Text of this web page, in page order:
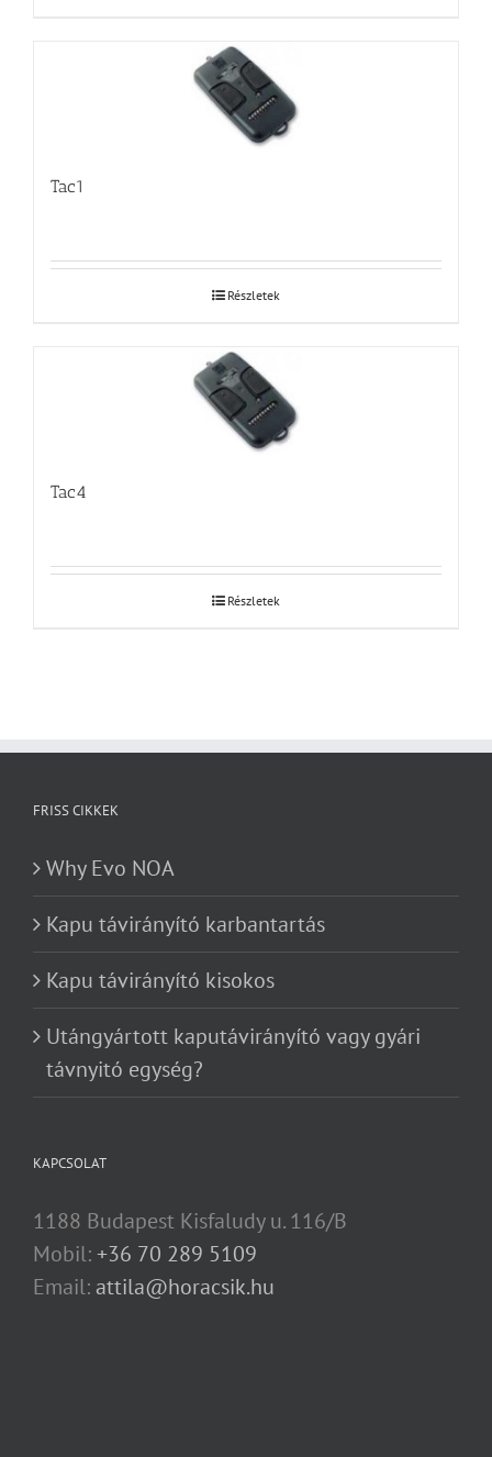
Tac1
Részletek
Tac4
Részletek
FRISS CIKKEK
Why Evo NOA
Kapu távirányító karbantartás
Kapu távirányító kisokos
Utángyártott kaputávirányító vagy gyári
távnyitó egység?
KAPCSOLAT
1188 Budapest Kisfaludy u. 116/B
Mobil:+36 70 289 5109
Email: attila@horacsik.hu